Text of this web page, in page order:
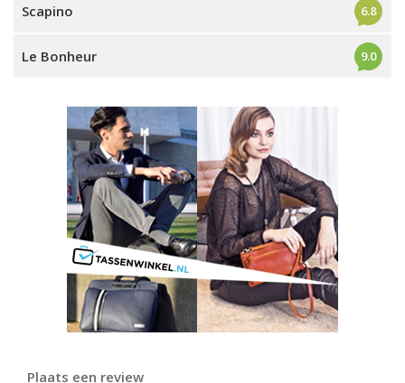
Scapino 6.8
Le Bonheur 9.0
Plaats een review